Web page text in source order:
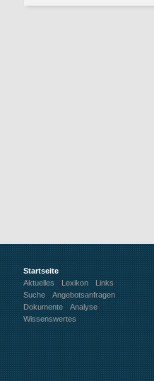
Startseite
Aktuelles
Lexikon
Links
Suche
Angebotsanfragen
Dokumente
Analyse
Wissenswertes